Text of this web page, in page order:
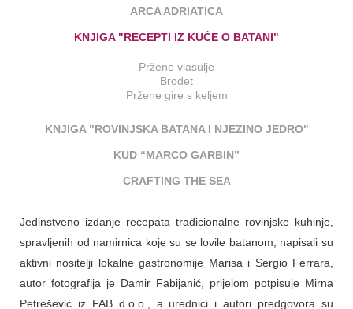
ARCA ADRIATICA
KNJIGA "RECEPTI IZ KUĆE O BATANI"
Pržene vlasulje
Brodet
Pržene gire s keljem
KNJIGA "ROVINJSKA BATANA I NJEZINO JEDRO"
KUD “MARCO GARBIN”
CRAFTING THE SEA
Jedinstveno izdanje recepata tradicionalne rovinjske kuhinje,
spravljenih od namirnica koje su se lovile batanom, napisali su
aktivni nositelji lokalne gastronomije Marisa i Sergio Ferrara,
autor fotografija je Damir Fabijanić, prijelom potpisuje Mirna
Petrešević iz FAB d.o.o., a urednici i autori predgovora su